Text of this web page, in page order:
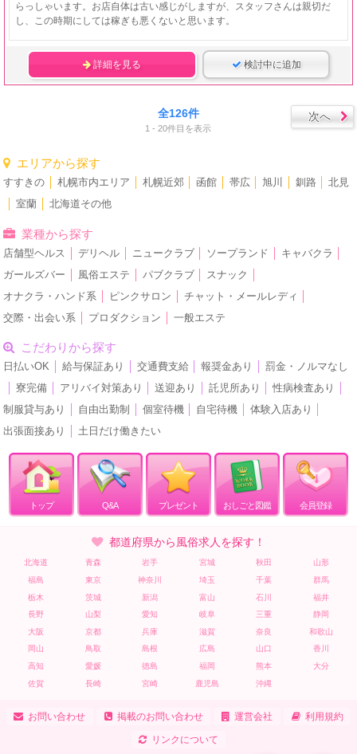
らっしゃいます。お店自体は古い感じがしますが、スタッフさんは親切だ
し、この時期にしては稼ぎも悪くないと思います。
詳細を見る 検討中に追加
次へ
全126件
1 - 20件目を表示
エリアから探す
すすきの 札幌市内エリア 札幌近郊 函館 帯広 旭川 釧路
北見
室蘭 北海道その他
業種から探す
店舗型ヘルス デリヘル ニュークラブ ソープランド キャバクラ
ガールズバー
風俗エステ パブクラブ スナック
オナクラ・ハンド系
ピンクサロン チャット・メールレディ
交際・出会い系
プロダクション 一般エステ
こだわりから探す
日払いOK 給与保証あり 交通費支給 報奨金あり
罰金・ノルマなし
寮完備 アリバイ対策あり 送迎あり 託児所あり 性病検査あり
制服貸与あり
自由出勤制 個室待機 自宅待機 体験入店あり
出張面接あり
土日だけ働きたい
トップ Q&A プレゼント おしごと図鑑 会員登録
都道府県から風俗求人を探す！
北海道 青森 岩手 宮城 秋田
山形
福島
東京 神奈川 埼玉 千葉
群馬
栃木
茨城 新潟 富山 石川
福井
長野
山梨 愛知 岐阜 三重
静岡
大阪
京都 兵庫 滋賀 奈良
和歌山
岡山
鳥取 島根 広島 山口
香川
高知
愛媛 徳島 福岡 熊本
大分
佐賀
長崎 宮崎 鹿児島 沖縄
お問い合わせ 掲載のお問い合わせ 運営会社 利用規約
リンクについて